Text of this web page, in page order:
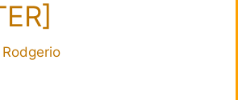
Rodgerio